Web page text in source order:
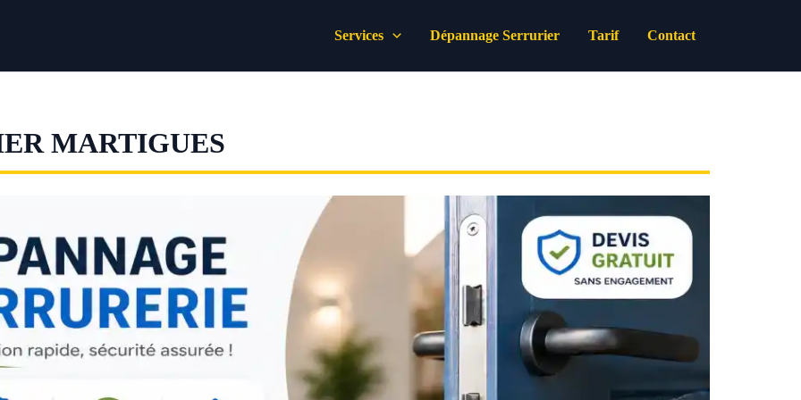
Services Dépannage Serrurier Tarif Contact
MARTIGUES